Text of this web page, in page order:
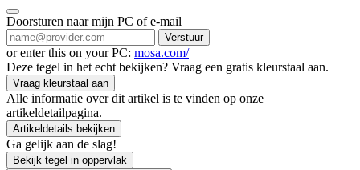
Doorsturen naar mijn PC of e-mail
Verstuur
or enter this on your PC: mosa.com/
Deze tegel in het echt bekijken? Vraag een gratis kleurstaal aan.
Vraag kleurstaal aan
Alle informatie over dit artikel is te vinden op onze
artikeldetailpagina.
Artikeldetails bekijken
Ga gelijk aan de slag!
Bekijk tegel in oppervlak